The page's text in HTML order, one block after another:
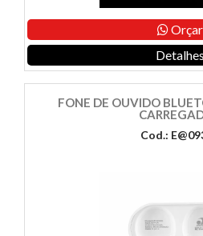
Orçar
Detalhes
FONE DE OUVIDO
Cod.: